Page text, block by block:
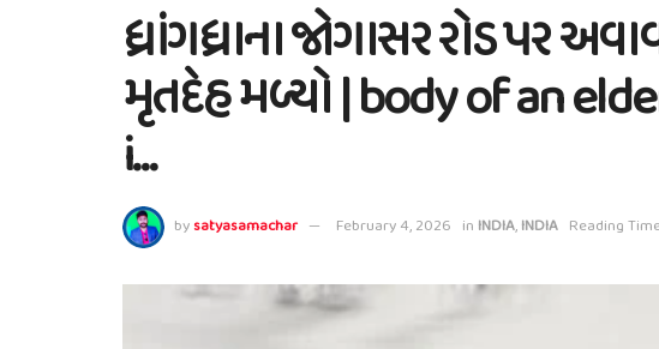
ધ્રાંગધ્રાના જોગાસર રોડ પર
મૃતદેહ મળ્યો | body of an
i…
bysatyasamachar February 4, 2026 in INDIA,INDIA Reading